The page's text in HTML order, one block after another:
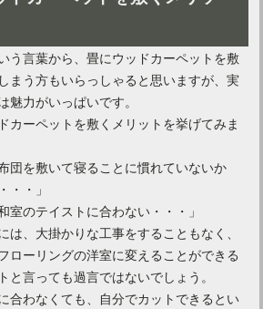
トの滑り止め！意外な物で代用可能
う言葉から、畳にウッドカーペットを敷
まう方もいらっしゃると思いますが、実
魅力がいっぱいです。
カーペットを敷くメリットを挙げてみま
団を敷いて寝ることに慣れていないか
・・」
室のテイストに合わない・・・」
は、大掛かりな工事をすることもなく、
ローリングの洋室に変えることができる
と言っても過言ではないでしょう。
合わなくても、自分でカットできるとい